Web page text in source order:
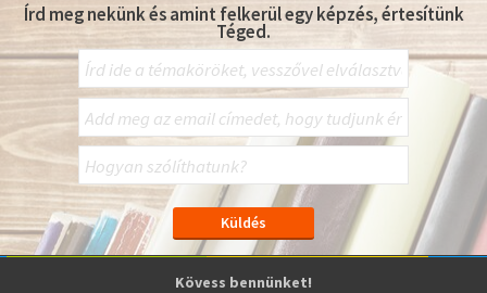
Írd meg nekünk és amint felkerül egy képzés, értesítünk
Téged.
Kövess bennünket!